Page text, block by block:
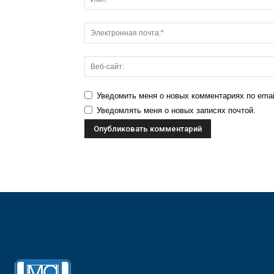
Уведомить меня о новых комментариях по
Уведомлять меня о новых записях почтой.